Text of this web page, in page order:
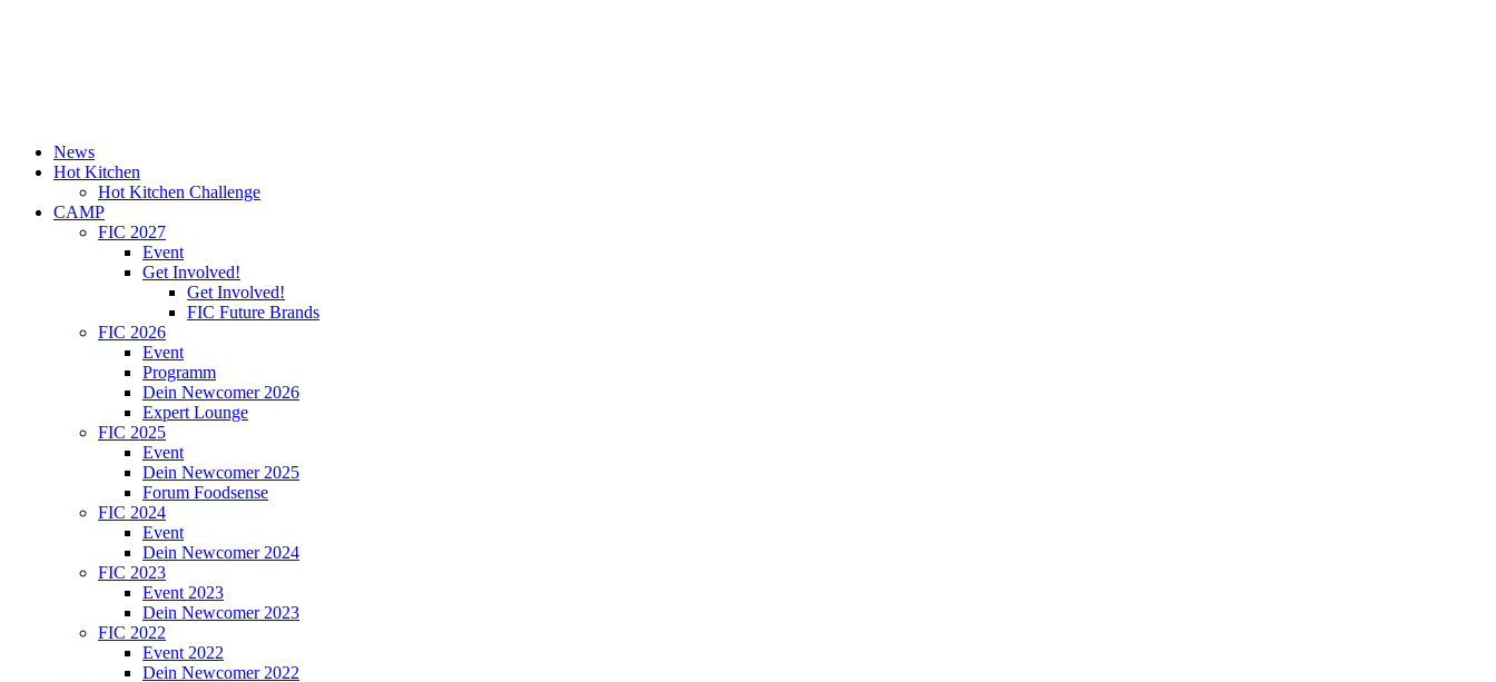
News
Hot Kitchen
Hot Kitchen Challenge
CAMP
FIC 2027
Event
Get Involved!
Get Involved!
FIC Future Brands
FIC 2026
Event
Programm
Dein Newcomer 2026
Expert Lounge
FIC 2025
Event
Dein Newcomer 2025
Forum Foodsense
FIC 2024
Event
Dein Newcomer 2024
FIC 2023
Event 2023
Dein Newcomer 2023
FIC 2022
Event 2022
Dein Newcomer 2022